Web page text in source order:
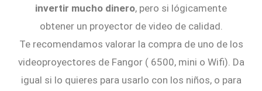
invertir mucho dinero, pero si lógicamente
obtener un proyector de video de calidad.
Te recomendamos valorar la compra de uno de los
videoproyectores de Fangor ( 6500, mini o Wifi). Da
igual si lo quieres para usarlo con los niños, o para